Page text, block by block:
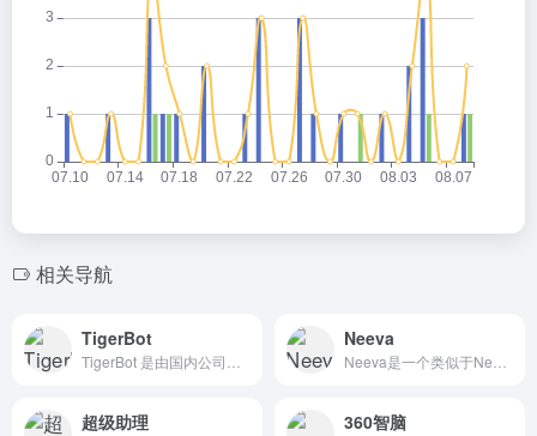
相关导航
TigerBot Neeva
超级助理 360智脑